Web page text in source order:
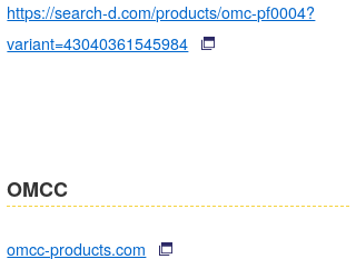
https://search-d.com/products/omc-pf0004?
variant=43040361545984
OMCC
omcc-products.com